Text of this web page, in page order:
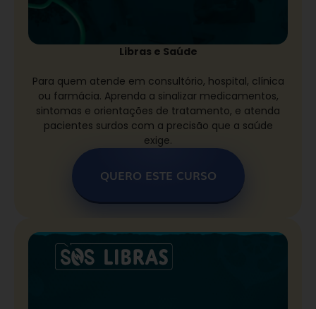
Libras e Saúde
Para quem atende em consultório, hospital, clínica
ou farmácia. Aprenda a sinalizar medicamentos,
sintomas e orientações de tratamento, e atenda
pacientes surdos com a precisão que a saúde
exige.
QUERO ESTE CURSO